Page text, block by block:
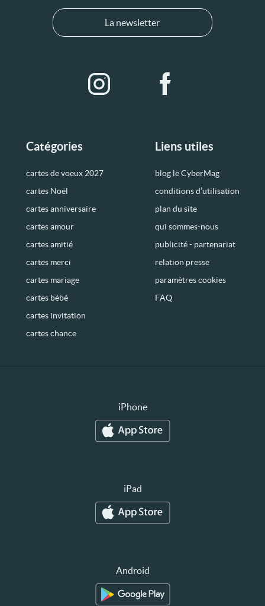
Catégories
cartes de voeux 2027
cartes Noël
cartes anniversaire
cartes amour
cartes amitié
cartes merci
cartes mariage
cartes bébé
cartes invitation
cartes chance
Liens utiles
blog le CyberMag
conditions d’utilisation
plan du site
qui sommes-nous
publicité - partenariat
relation presse
paramètres cookies
FAQ
La newsletter
iPhone
iPad
Android